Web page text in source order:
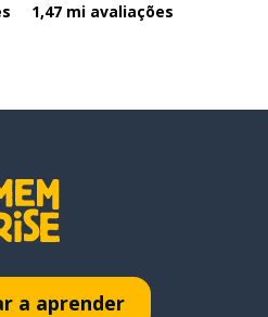
1,47 mi avaliações
a aprender